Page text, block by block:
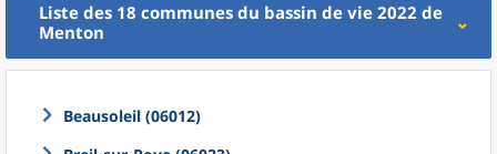
Liste des 18 communes du bassin de vie 2022 de
Menton
Beausoleil (06012)